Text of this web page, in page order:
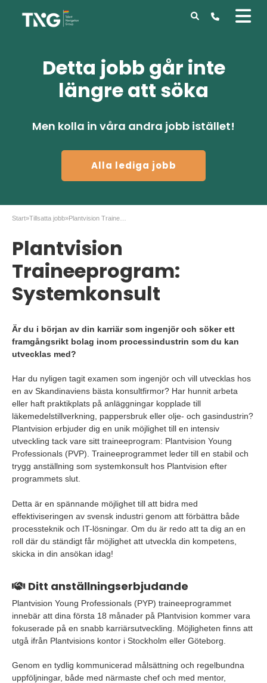
Detta jobb går inte
längre att söka
Men kolla in våra andra jobb istället!
Alla lediga jobb
Start»Tillsatta jobb»
Plantvision
Traineeprogram:
Systemkonsult
Är du i början av din karriär som ingenjör och söker ett
framgångsrikt bolag inom processindustrin som du kan
utvecklas med?
Har du nyligen tagit examen som ingenjör och vill utvecklas hos
en av Skandinaviens bästa konsultfirmor? Har hunnit arbeta
eller haft praktikplats på anläggningar kopplade till
läkemedelstillverkning, pappersbruk eller olje- och gasindustrin?
Plantvision erbjuder dig en unik möjlighet till en intensiv
utveckling tack vare sitt traineeprogram: Plantvision Young
Professionals (PVP). Traineeprogrammet leder till en stabil och
trygg anställning som systemkonsult hos Plantvision efter
programmets slut.
Detta är en spännande möjlighet till att bidra med
effektiviseringen av svensk industri genom att förbättra både
processteknik och IT-lösningar. Om du är redo att ta dig an en
roll där du ständigt får möjlighet att utveckla din kompetens,
skicka in din ansökan idag!
Ditt anställningserbjudande
Plantvision Young Professionals (PYP) traineeprogrammet
innebär att dina första 18 månader på Plantvision kommer vara
fokuserade på en snabb karriärsutveckling. Möjligheten finns att
utgå ifrån Plantvisions kontor i Stockholm eller Göteborg.
Genom en tydlig kommunicerad målsättning och regelbundna
uppföljningar, både med närmaste chef och med mentor,